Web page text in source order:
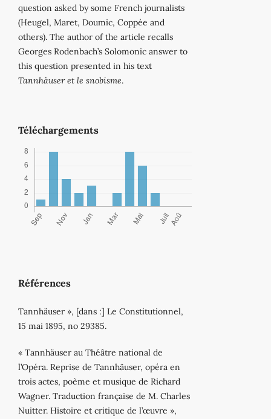
question asked by some French journalists
(Heugel, Maret, Doumic, Coppée and
others). The author of the article recalls
Georges Rodenbach’s Solomonic answer to
this question presented in his text
Tannhäuser et le snobisme.
Téléchargements
Références
Tannhäuser », [dans :] Le Constitutionnel,
15 mai 1895, no 29385.
« Tannhäuser au Théâtre national de
l’Opéra. Reprise de Tannhäuser, opéra en
trois actes, poème et musique de Richard
Wagner. Traduction française de M. Charles
Nuitter. Histoire et critique de l’œuvre »,